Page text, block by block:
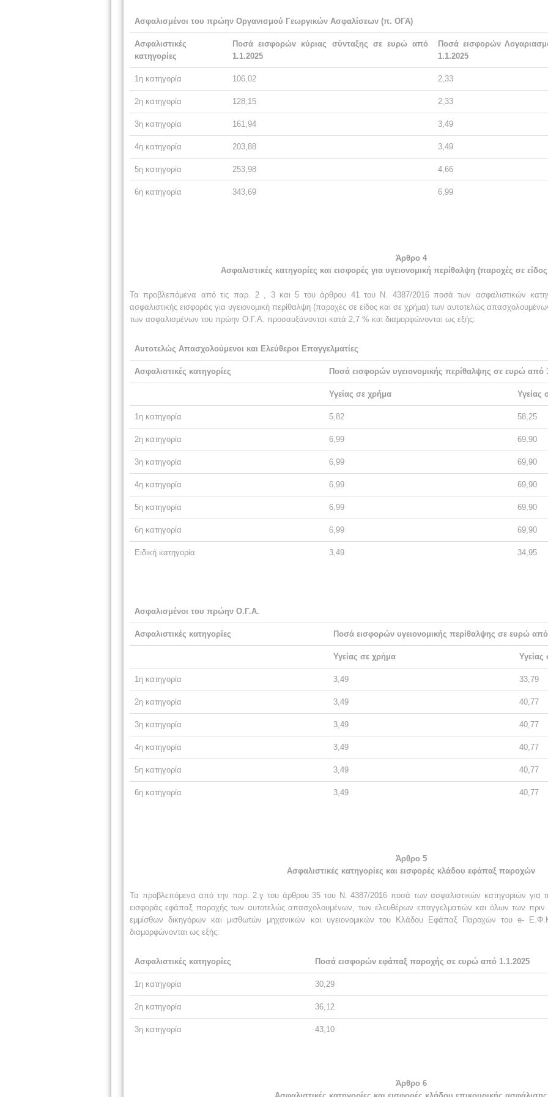
Ασφαλισμένοι του πρώην Οργανισμού Γεωργικών Ασφαλίσεων (π. ΟΓΑ)
Ασφαλιστικές
κατηγορίες
Ποσά εισφορών κύριας σύνταξης σε ευρώ από
1.1.2025
Ποσά εισφορών
1.1.2025
1η κατηγορία 106,02 2,33
2η κατηγορία 128,15 2,33
3η κατηγορία 161,94 3,49
4η κατηγορία 203,88 3,49
5η κατηγορία 253,98 4,66
6η κατηγορία 343,69 6,99
Άρθρο 4
Ασφαλιστικές κατηγορίες και εισφορές για υγειονομική περίθαλψη (παροχές σε
Τα προβλεπόμενα από τις παρ. 2 , 3 και 5 του άρθρου 41 του Ν. 4387/2016 ποσά των ασφαλιστικών
ασφαλιστικής εισφοράς για υγειονομική περίθαλψη (παροχές σε είδος και σε χρήμα) των αυτοτελώς
των ασφαλισμένων του πρώην Ο.Γ.Α. προσαυξάνονται κατά 2,7 % και διαμορφώνονται ως εξής:
Αυτοτελώς Απασχολούμενοι και Ελεύθεροι Επαγγελματίες
Ασφαλιστικές κατηγορίες Ποσά εισφορών υγειονομικής περίθαλψης σε ευρώ από
Υγείας σε χρήμα Υγείας
1η κατηγορία 5,82 58,25
2η κατηγορία 6,99 69,90
3η κατηγορία 6,99 69,90
4η κατηγορία 6,99 69,90
5η κατηγορία 6,99 69,90
6η κατηγορία 6,99 69,90
Ειδική κατηγορία 3,49 34,95
Ασφαλισμένοι του πρώην Ο.Γ.Α.
Ασφαλιστικές κατηγορίες Ποσά εισφορών υγειονομικής περίθαλψης σε ευρώ
Υγείας σε χρήμα Υγείας
1η κατηγορία 3,49 33,79
2η κατηγορία 3,49 40,77
3η κατηγορία 3,49 40,77
4η κατηγορία 3,49 40,77
5η κατηγορία 3,49 40,77
6η κατηγορία 3,49 40,77
Άρθρο 5
Ασφαλιστικές κατηγορίες και εισφορές κλάδου εφάπαξ παροχών
Τα προβλεπόμενα από την παρ. 2.γ του άρθρου 35 του Ν. 4387/2016 ποσά των ασφαλιστικών κατηγοριών για
εισφοράς εφάπαξ παροχής των αυτοτελώς απασχολουμένων, των ελευθέρων επαγγελματιών και όλων των πριν
εμμίσθων δικηγόρων και μισθωτών μηχανικών και υγειονομικών του Κλάδου Εφάπαξ Παροχών του e-
διαμορφώνονται ως εξής:
Ασφαλιστικές κατηγορίες Ποσά εισφορών εφάπαξ παροχής σε ευρώ από 1.1.2025
1η κατηγορία 30,29
2η κατηγορία 36,12
3η κατηγορία 43,10
Άρθρο 6